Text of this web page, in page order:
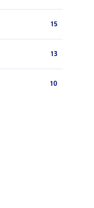
15
13
10